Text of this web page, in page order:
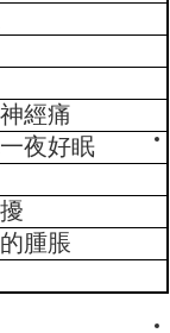
經痛
夜好眠
腫脹